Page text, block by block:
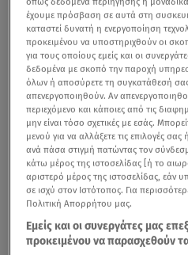
έχουμε πρόσβαση σε αυτά στη
καταστεί δυνατή η ενεργοποίηση
προκειμένου να υποστηριχθούν οι
για τους οποίους εμείς και οι
δεδομένα με σκοπό την παροχή
όλων ή αποσύρετε τη συγκατάθεσή
απενεργοποιηθούν. Αν
περιεχόμενο και κάποιες από τις
μην είναι τόσο σχετικές με εσάς.
μενού για να αλλάξετε τις επιλογές
ανά πάσα στιγμή πατώντας τον
κάτω μέρος της ιστοσελίδας [ή το
αριστερό μέρος της ιστοσελίδας, εάν
σε ισχύ στον Ιστότοπος. Για
Πολιτική Απορρήτου μας.
Εμείς και οι συνεργάτες μας
προκειμένου να παρασχεθούν